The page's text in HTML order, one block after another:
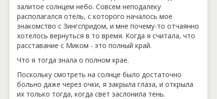
залитое солнцем небо. Совсем неподалеку
располагался отель, с которого началось мое
знакомство с Зингспридом, и мне почему-то отчаянно
хотелось вернуться в то время. Когда я считала, что
расставание с Миком - это полный край.
Что я тогда знала о полном крае.
Поскольку смотреть на солнце было достаточно
больно даже через очки, я закрыла глаза, и открыла
их только тогда, когда свет заслонила тень.